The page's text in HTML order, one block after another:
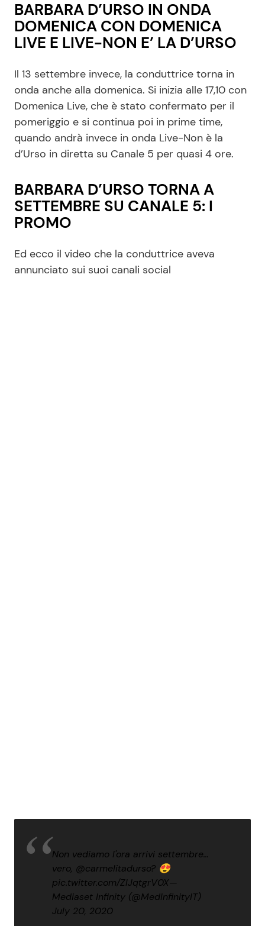
BARBARA D’URSO IN ONDA
DOMENICA CON DOMENICA
LIVE E LIVE-NON E’ LA D’URSO
Il 13 settembre invece, la conduttrice torna in
onda anche alla domenica. Si inizia alle 17,10 con
Domenica Live, che è stato confermato per il
pomeriggio e si continua poi in prime time,
quando andrà invece in onda Live-Non è la
d’Urso in diretta su Canale 5 per quasi 4 ore.
BARBARA D’URSO TORNA A
SETTEMBRE SU CANALE 5: I
PROMO
Ed ecco il video che la conduttrice aveva
annunciato sui suoi canali social
Non vediamo l'ora arrivi settembre…
vero, @carmelitadurso? 😍
pic.twitter.com/ZlJqtgrV0X—
Mediaset Infinity (@MedInfinityIT)
July 20, 2020